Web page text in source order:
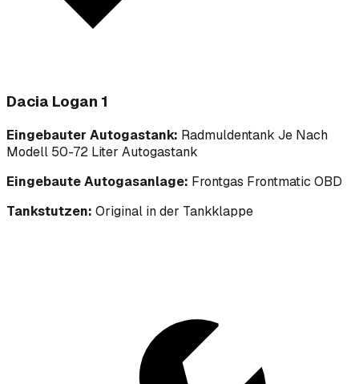
Dacia Logan 1
Eingebauter Autogastank: Radmuldentank Je Nach
Modell 50-72 Liter Autogastank
Eingebaute Autogasanlage: Frontgas Frontmatic OBD
Tankstutzen: Original in der Tankklappe